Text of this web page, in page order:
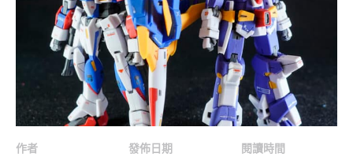
作者
發佈日期
閱讀時間